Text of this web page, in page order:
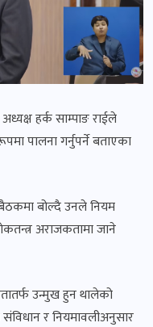
हर्क साम्पाङ राईले
पालना गर्नुपर्ने बताएका
बोल्दै उनले नियम
अराजकतामा जाने
उन्मुख हुन थालेको
र नियमावलीअनुसार